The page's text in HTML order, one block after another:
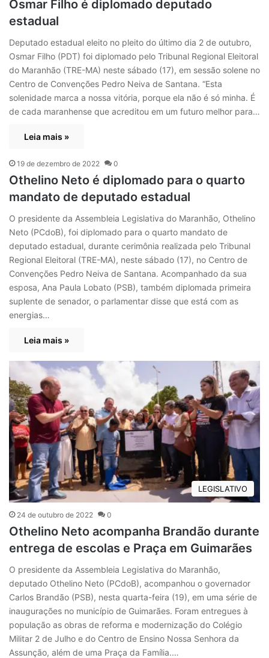
Osmar Filho é diplomado deputado
estadual
Deputado estadual eleito no pleito do último dia 2 de outubro,
Osmar Filho (PDT) foi diplomado pelo Tribunal Regional Eleitoral
do Maranhão (TRE-MA) neste sábado (17), em sessão solene no
Centro de Convenções Pedro Neiva de Santana. “Esta
solenidade marca a nossa vitória, porque ela não é só minha. É
de cada maranhense que acreditou em um futuro melhor para…
Leia mais »
19 de dezembro de 2022 0
Othelino Neto é diplomado para o quarto
mandato de deputado estadual
O presidente da Assembleia Legislativa do Maranhão, Othelino
Neto (PCdoB), foi diplomado para o quarto mandato de
deputado estadual, durante cerimônia realizada pelo Tribunal
Regional Eleitoral (TRE-MA), neste sábado (17), no Centro de
Convenções Pedro Neiva de Santana. Acompanhado da sua
esposa, Ana Paula Lobato (PSB), também diplomada primeira
suplente de senador, o parlamentar disse que está com as
energias…
Leia mais »
LEGISLATIVO
24 de outubro de 2022 0
Othelino Neto acompanha Brandão durante
entrega de escolas e Praça em Guimarães
O presidente da Assembleia Legislativa do Maranhão,
deputado Othelino Neto (PCdoB), acompanhou o governador
Carlos Brandão (PSB), nesta quarta-feira (19), em uma série de
inaugurações no município de Guimarães. Foram entregues à
população as obras de reforma e modernização do Colégio
Militar 2 de Julho e do Centro de Ensino Nossa Senhora da
Assunção, além de uma Praça da Família.…